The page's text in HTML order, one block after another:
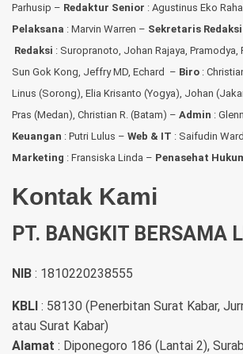
Parhusip – Redaktur Senior : Agustinus Eko
Pelaksana : Marvin Warren – Sekretaris Redaksi
Redaksi : Suropranoto, Johan Rajaya, Pramodya,
Sun Gok Kong, Jeffry MD, Echard – Biro :
Linus (Sorong), Elia Krisanto (Yogya), Johan
Pras (Medan), Christian R. (Batam) – Admin :
Keuangan : Putri Lulus – Web & IT : Saifudin
Marketing : Fransiska Linda – Penasehat
Kontak Kami
PT. BANGKIT BERSAMA
NIB : 1810220238555
KBLI : 58130 (Penerbitan Surat Kabar,
atau Surat Kabar)
Alamat : Diponegoro 186 (Lantai 2),